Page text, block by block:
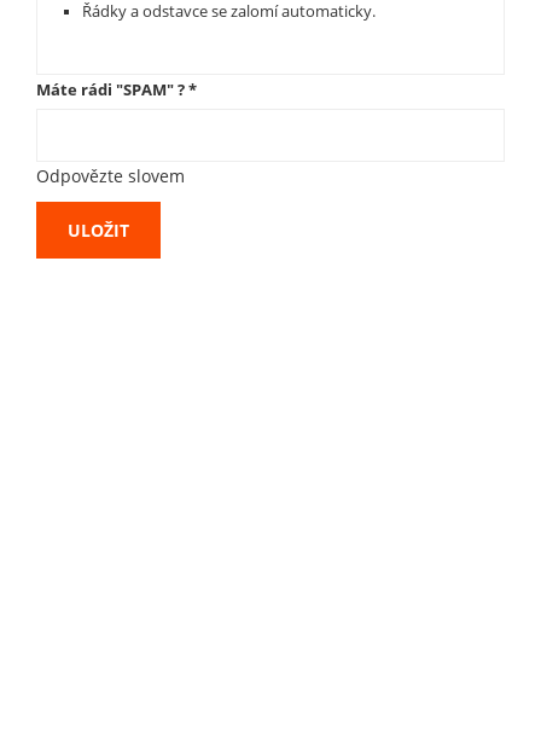
Řádky a odstavce se zalomí automaticky.
Máte rádi "SPAM" ?*
Odpovězte slovem